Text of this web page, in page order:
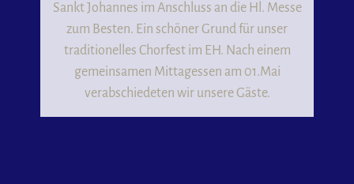
Sankt Johannes im Anschluss an die Hl. Messe
zum Besten. Ein schöner Grund für unser
traditionelles Chorfest im EH. Nach einem
gemeinsamen Mittagessen am 01.Mai
verabschiedeten wir unsere Gäste.